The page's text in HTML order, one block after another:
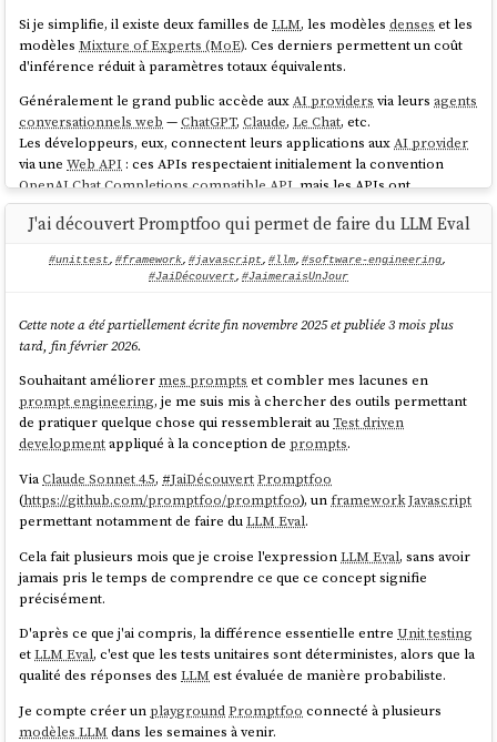
Si je simplifie, il existe deux familles deLLM, les modèlesdenses et les
modèlesMixture of Experts (MoE). Ces derniers permettent un coût
d'inférence réduit à paramètres totaux équivalents.
Généralement le grand public accède auxAI providers via leursagents
conversationnels web —ChatGPT,Claude,Le Chat, etc.
Les développeurs, eux, connectent leurs applications auxAI provider
via uneWeb API : ces APIs respectaient initialement la convention
OpenAI Chat Completions compatible API, mais les APIs ont
progressivement divergé.
OpenAIcherche à imposer un standard commun avec Open
abonnement donnant accès à leuragent conversationnel web, et un
modePay-As-You-Go
Le texte saisi par l'utilisateur dans unagent conversationnel web
transmis à l'API de l'AI providerau sein d'unprompt, qui contient
également leSystem Prompt (LLM), l'historique de la conversation, et
éventuellement du contexte additionnel. La taille maximale de
exprimée entokens.
Lorsque l'application enrichit ce prompt avec des données externes —
relationnelle, d'unmoteur de recherche full-textou d'unmoteur de
recherche web— on nomme cette technique :RAG(Retrieval-
Augmented Generation).
Pour écrire des données dans unebase de données vectorielle, il est
nécessaire de passer par une étape de vectorisation en utilisant un
modèle d'embedding, comme par exemple Cohere Embed v3
multilingual,Voyage AI Text Embeddingsoutext-embedding-3-large
d'OpenAI. La vectorisation est également requise au moment
J'ai découvert Promptfoo qui permet de faire du LLM Eval
#unittest, #framework, #javascript, #llm, #software-engineering,
#JaiDécouvert, #JaimeraisUnJour
Cette note a été partiellement écrite fin novembre 2025 et publiée 3 mois plus
tard, fin février 2026.
Souhaitant améliorer mes prompts et combler mes lacunes en
prompt engineering, je me suis mis à chercher des outils permettant
de pratiquer quelque chose qui ressemblerait auTest driven
developmentappliqué à la conception de prompts.
ViaClaude Sonnet 4.5, #JaiDécouvert Promptfoo
(https://github.com/promptfoo/promptfoo), unframeworkJavascript
permettant notamment de faire duLLM Eval.
Cela fait plusieurs mois que je croise l'expressionLLM Eval, sans avoir
jamais pris le temps de comprendre ce que ce concept signifie
précisément.
D'après ce que j'ai compris, la différence essentielle entreUnit testing
etLLM Eval, c'est que les tests unitaires sont déterministes, alors que la
qualité des réponses desLLM est évaluée de manière probabiliste.
Je compte créer un playground Promptfoo connecté à plusieurs
modèles LLM dans les semaines à venir.